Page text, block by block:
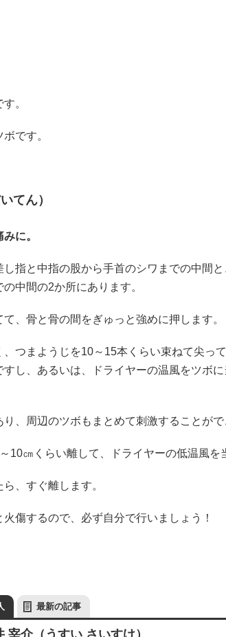
。
です。
てん）
に。
指と中指の股から手首のシワまでの中間
中間の2か所にあります。
、骨と骨の間をぎゅっと強めに押します。
つまようじを10～15本くらい束ねて尖っ
すし、あるいは、ドライヤーの温風をツボ
、周辺のツボもまとめて刺激することがで
10㎝くらい離して、ドライヤーの低温風を
ら、すぐ離します。
傷するので、必ず自分で行いましょう！
最新の記事
宰介（うすい さいすけ）